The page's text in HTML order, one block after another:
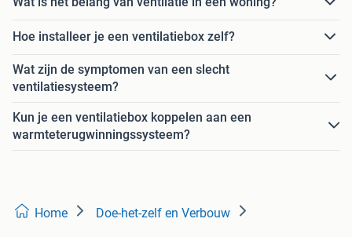
Hoe installeer je een ventilatiebox zelf?
Wat zijn de symptomen van een slecht
ventilatiesysteem?
Kun je een ventilatiebox koppelen aan een
warmteterugwinningssysteem?
Home Doe-het-zelf en Verbouw